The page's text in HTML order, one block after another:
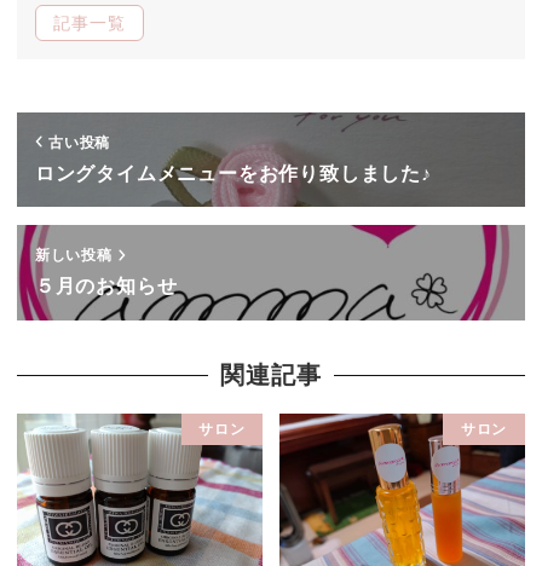
記事一覧
古い投稿
ロングタイムメニューをお作り致しました♪
新しい投稿
５月のお知らせ
関連記事
サロン サロン